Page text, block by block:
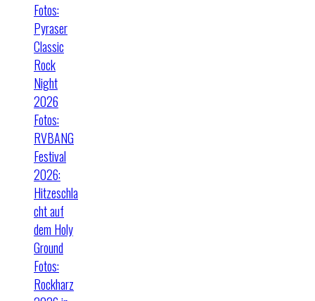
Fotos:
Pyraser
Classic
Rock
Night
2026
Fotos:
RVBANG
Festival
2026:
Hitzeschla
cht auf
dem Holy
Ground
Fotos:
Rockharz